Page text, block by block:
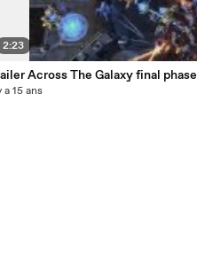
2:23
Across The Galaxy final phase
a 15 ans